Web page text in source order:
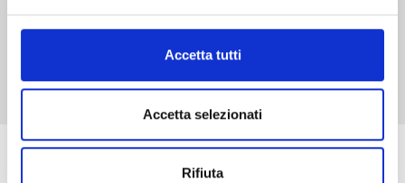
Accetta tutti
Accetta selezionati
Rifiuta
Mostra tutto
Se ti è piaciuto prova anche: